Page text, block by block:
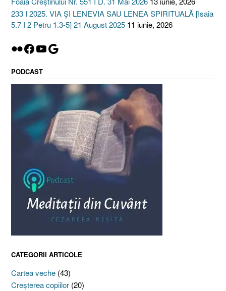
233 I 2025. VIA ȘI LENEVIA SAU LENEA SPIRITUALĂ [Isaia
5.7 I 2 Petru 1.3-5] 21 August 2025 11 iunie, 2026
Flickr
Facebook
YouTube
Google
PODCAST
CATEGORII ARTICOLE
Cartea veche (43)
Creşterea copiilor (20)